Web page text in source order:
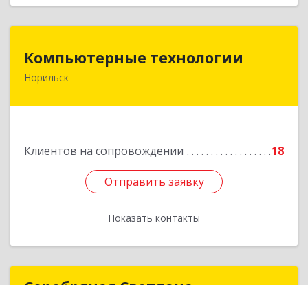
Компьютерные технологии
Норильск
Клиентов на сопровождении 18
Отправить заявку
Показать контакты
663302, Красноярский край, Норильск г,
Отправить заявку
Назад